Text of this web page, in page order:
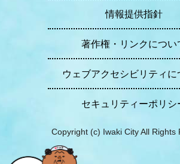
情報提供指針
著作権・リンクについ
ウェブアクセシビリティに
セキュリティーポリシ
Copyright (c) Iwaki City All Rights